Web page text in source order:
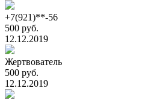
+7(921)**-56
500 руб.
12.12.2019
Жертвователь
500 руб.
12.12.2019